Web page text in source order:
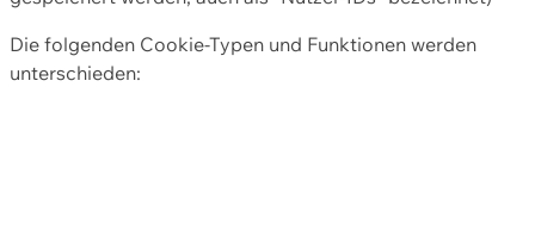
Die folgenden Cookie-Typen und Funktionen werden
unterschieden: